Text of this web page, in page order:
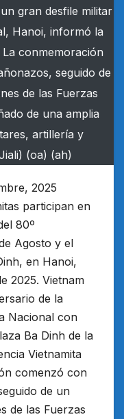
gran desfile militar
Hanoi, informó la
La conmemoración
seguido de
de las Fuerzas
de una amplia
artillería y
(oa) (ah)
2025
participan en
80º
Agosto y el
en Hanoi,
2025. Vietnam
de la
Nacional con
Ba Dinh de la
Vietnamita
comenzó con
de un
de las Fuerzas